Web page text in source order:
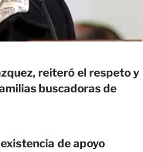
reiteró el respeto y
buscadoras de
de apoyo